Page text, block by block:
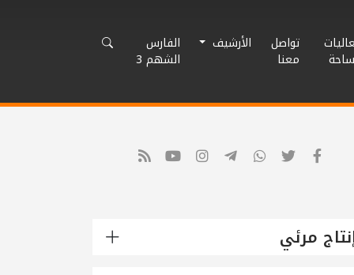
تواصل
معنا
الأرشيف الفارس
الشهم 3
مرئي